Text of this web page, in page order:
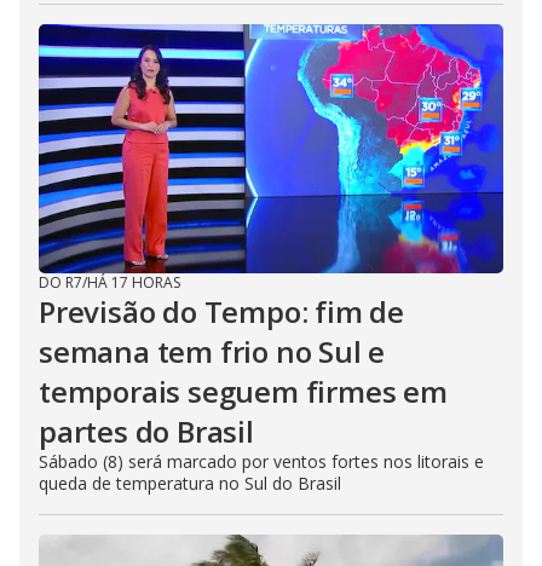
DO R7/HÁ 17 HORAS
Previsão do Tempo: fim de
semana tem frio no Sul e
temporais seguem firmes em
partes do Brasil
Sábado (8) será marcado por ventos fortes nos litorais e
queda de temperatura no Sul do Brasil